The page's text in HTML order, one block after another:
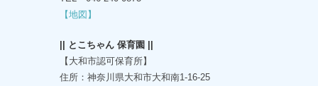
【地図】
|| とこちゃん 保育園 ||
【大和市認可保育所】
住所：神奈川県大和市大和南1-16-25